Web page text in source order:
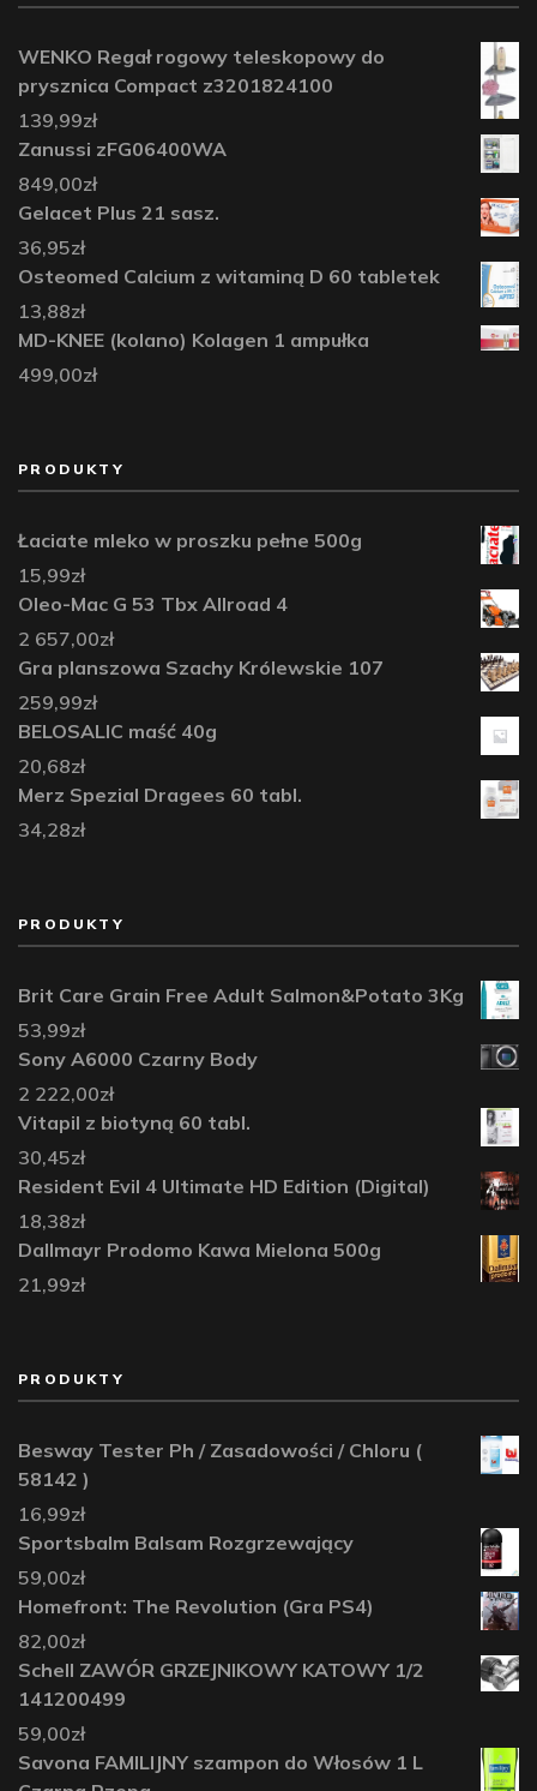
WENKO Regał rogowy teleskopowy do
prysznica Compact z3201824100
139,99zł
Zanussi zFG06400WA
849,00zł
Gelacet Plus 21 sasz.
36,95zł
Osteomed Calcium z witaminą D 60 tabletek
13,88zł
MD-KNEE (kolano) Kolagen 1 ampułka
499,00zł
PRODUKTY
Łaciate mleko w proszku pełne 500g
15,99zł
Oleo-Mac G 53 Tbx Allroad 4
2 657,00zł
Gra planszowa Szachy Królewskie 107
259,99zł
BELOSALIC maść 40g
20,68zł
Merz Spezial Dragees 60 tabl.
34,28zł
PRODUKTY
Brit Care Grain Free Adult Salmon&Potato 3Kg
53,99zł
Sony A6000 Czarny Body
2 222,00zł
Vitapil z biotyną 60 tabl.
30,45zł
Resident Evil 4 Ultimate HD Edition (Digital)
18,38zł
Dallmayr Prodomo Kawa Mielona 500g
21,99zł
PRODUKTY
Besway Tester Ph / Zasadowości / Chloru (
58142 )
16,99zł
Sportsbalm Balsam Rozgrzewający
59,00zł
Homefront: The Revolution (Gra PS4)
82,00zł
Schell ZAWÓR GRZEJNIKOWY KATOWY 1/2
141200499
59,00zł
Savona FAMILIJNY szampon do Włosów 1 L